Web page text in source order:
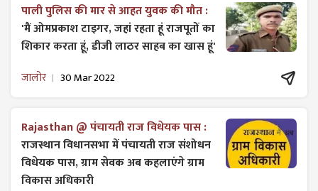
पाली पुलिस की मार से आहत युवक की मौत :
'मैं ओमप्रकाश टाइगर, जहां रहता हूं राजपूतों का
शिकार करता हूं, डीजी लाठर साहब का खास हूं'
जालोर 30 Mar 2022
Rajasthan @ पंचायती राज विधेयक पास :
राजस्थान विधानसभा में पंचायती राज ​संशोधन
विधेयक पास, ग्राम सेवक अब कहलाएंगे ग्राम
विकास अधिकारी